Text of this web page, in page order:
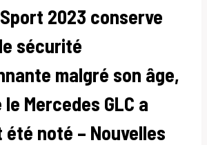
2023 conserve
sécurité
malgré son âge,
Mercedes GLC a
été noté – Nouvelles